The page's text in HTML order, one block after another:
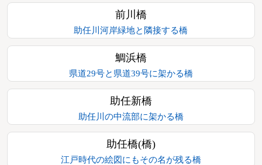
前川橋
助任川河岸緑地と隣接する橋
鯛浜橋
県道29号と県道39号に架かる橋
助任新橋
助任川の中流部に架かる橋
助任橋(橋)
江戸時代の絵図にもその名が残る橋